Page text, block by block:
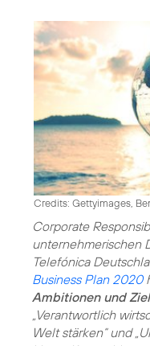
Credits: Gettyimages,
Corporate
unternehmerischen
Telefónica
Business Plan 2020
Ambitionen und
„Verantwortlich
Welt stärken“und